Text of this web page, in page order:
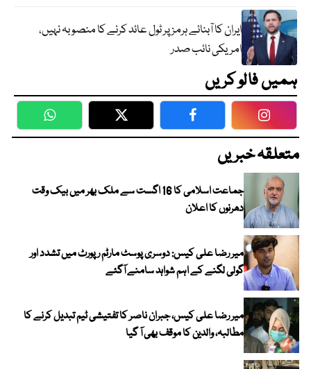
ایران کا آبنائے ہرمز پر ٹول عائد کرنے کا منصوبہ نہیں،
امریکی نائب صدر
ہمیں فالو کریں
WhatsApp Twitter Facebook
متعلقہ خبریں
جماعت اسلامی کا 16 اگست سے ملک بھر میں بیک وقت
دھرنوں کا اعلان
میر رضا علی کیس: دوسری پوسٹ مارٹم رپورٹ میں تشدد اور
گولی لگنے کے اہم شواہد سامنے آگئے
میر رضا علی کیس، جبران ناصر کا تفتیشی ٹیم تبدیل کرنے کا
مطالبہ، والدین کا موقف بھی آ گیا